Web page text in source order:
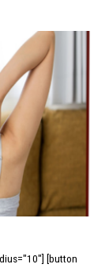
[button